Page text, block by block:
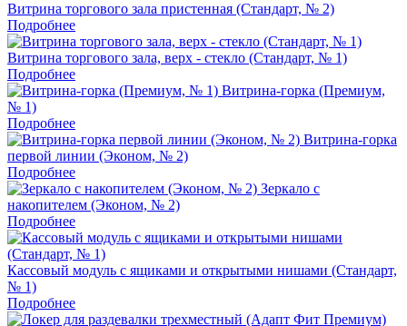
Витрина торгового зала пристенная (Стандарт, № 2)
Подробнее
Витрина торгового зала, верх - стекло (Стандарт, № 1)
Подробнее
Витрина-горка (Премиум,
№ 1)
Подробнее
Витрина-горка
первой линии (Эконом, № 2)
Подробнее
Зеркало с
накопителем (Эконом, № 2)
Подробнее
Кассовый модуль с ящиками и открытыми нишами (Стандарт,
№ 1)
Подробнее